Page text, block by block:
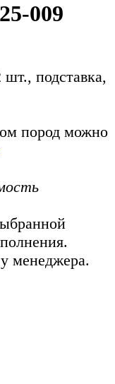
009
шт., подставка,
пород можно
менеджера.